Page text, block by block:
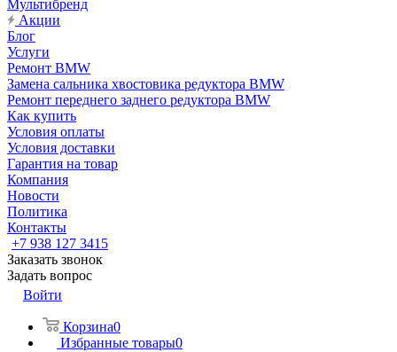
Мультибренд
Акции
Блог
Услуги
Ремонт BMW
Замена сальника хвостовика редуктора BMW
Ремонт переднего заднего редуктора BMW
Как купить
Условия оплаты
Условия доставки
Гарантия на товар
Компания
Новости
Политика
Контакты
+7 938 127 3415
Заказать звонок
Задать вопрос
Войти
Корзина0
Избранные товары0